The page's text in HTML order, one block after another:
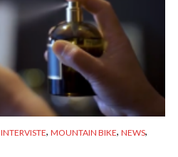
INTERVISTE, MOUNTAIN BIKE, NEWS,